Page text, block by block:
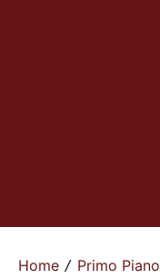
Home / Primo Piano